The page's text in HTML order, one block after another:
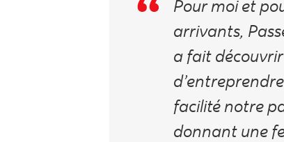
Pour moi et
arrivants,
a fait
facilité notre
donnant une